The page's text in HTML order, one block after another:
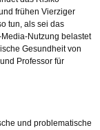
frühen Vierziger
tun, als sei das
Nutzung belastet
Gesundheit von
Professor für
und problematische